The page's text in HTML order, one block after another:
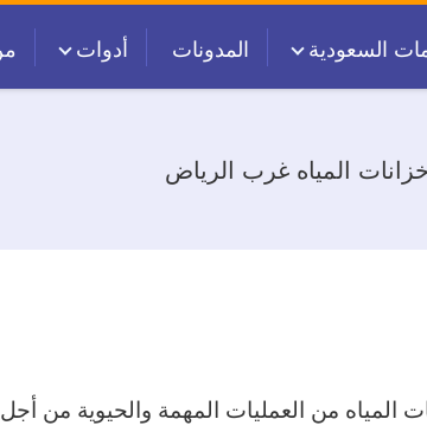
السعودية المدونات أدوات
المياه غرب الرياض
المياه من العمليات المهمة والحيوية من